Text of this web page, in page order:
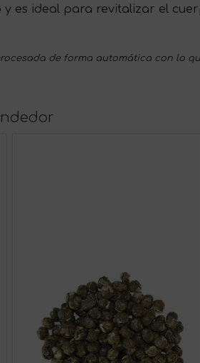
es ideal para revitalizar el
de forma automática con lo